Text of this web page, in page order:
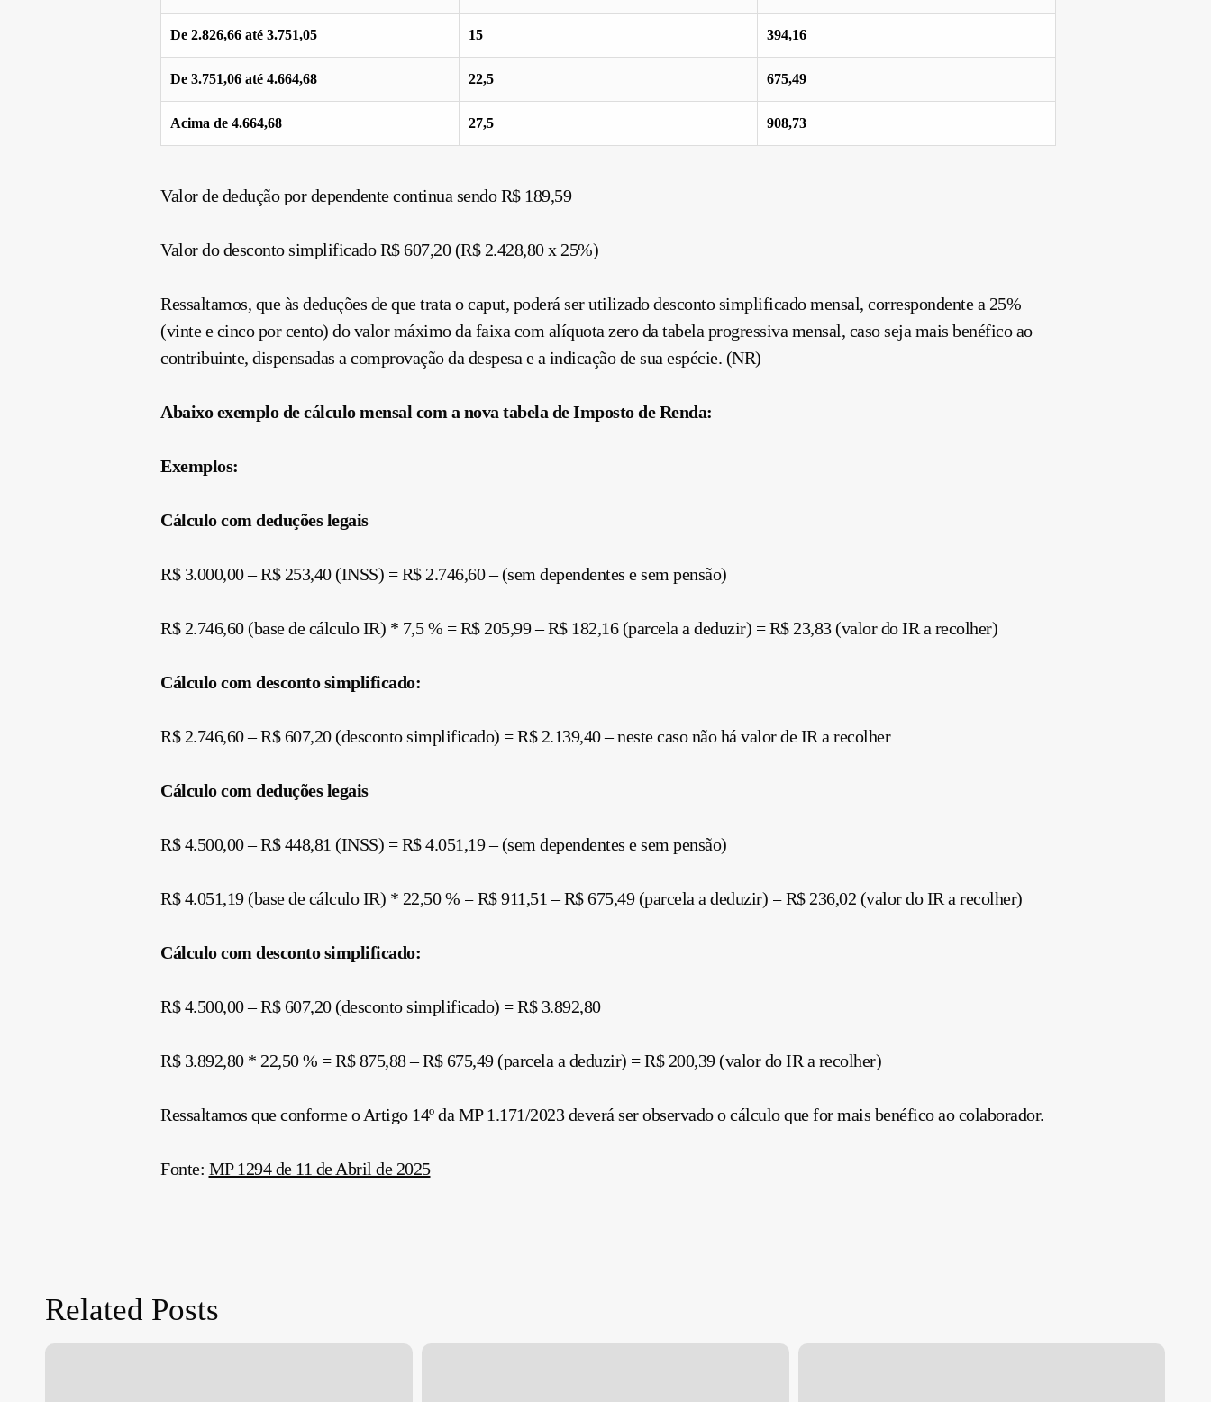
De 2.826,66 até 3.751,05 15 394,16
De 3.751,06 até 4.664,68 22,5 675,49
Acima de 4.664,68 27,5 908,73
Valor de dedução por dependente continua sendo R$ 189,59
Valor do desconto simplificado R$ 607,20 (R$ 2.428,80 x 25%)
Ressaltamos, que às deduções de que trata o caput, poderá ser utilizado desconto simplificado mensal, correspondente a 25%
(vinte e cinco por cento) do valor máximo da faixa com alíquota zero da tabela progressiva mensal, caso seja mais benéfico ao
contribuinte, dispensadas a comprovação da despesa e a indicação de sua espécie. (NR)
Abaixo exemplo de cálculo mensal com a nova tabela de Imposto de Renda:
Exemplos:
Cálculo com deduções legais
R$ 3.000,00 – R$ 253,40 (INSS) = R$ 2.746,60 – (sem dependentes e sem pensão)
R$ 2.746,60 (base de cálculo IR) * 7,5 % = R$ 205,99 – R$ 182,16 (parcela a deduzir) = R$ 23,83 (valor do IR a recolher)
Cálculo com desconto simplificado:
R$ 2.746,60 – R$ 607,20 (desconto simplificado) = R$ 2.139,40 – neste caso não há valor de IR a recolher
Cálculo com deduções legais
R$ 4.500,00 – R$ 448,81 (INSS) = R$ 4.051,19 – (sem dependentes e sem pensão)
R$ 4.051,19 (base de cálculo IR) * 22,50 % = R$ 911,51 – R$ 675,49 (parcela a deduzir) = R$ 236,02 (valor do IR a recolher)
Cálculo com desconto simplificado:
R$ 4.500,00 – R$ 607,20 (desconto simplificado) = R$ 3.892,80
R$ 3.892,80 * 22,50 % = R$ 875,88 – R$ 675,49 (parcela a deduzir) = R$ 200,39 (valor do IR a recolher)
Ressaltamos que conforme o Artigo 14º da MP 1.171/2023 deverá ser observado o cálculo que for mais benéfico ao colaborador.
Fonte: MP 1294 de 11 de Abril de 2025
Related Posts
Dispensa
Preenchimento
Reforma